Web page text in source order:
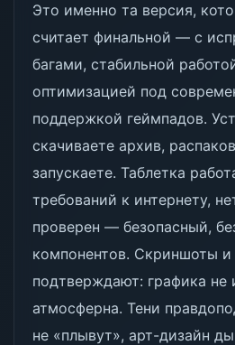
Это именно та версия,
считает финальной — с
багами, стабильной
оптимизацией под
поддержкой геймпадов.
скачиваете архив,
запускаете. Таблетка
требований к интернету,
проверен — безопасный,
компонентов. Скриншоты и
подтверждают: графика не
атмосферна. Тени
не «плывут», арт-дизайн